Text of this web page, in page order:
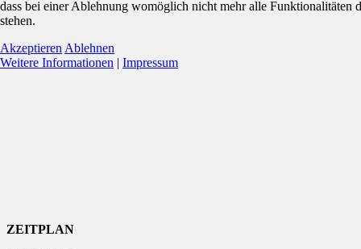
ZEITPLAN
dass bei einer Ablehnung womöglich nicht mehr alle Funktionalitäten
stehen.
Akzeptieren Ablehnen
Weitere Informationen | Impressum